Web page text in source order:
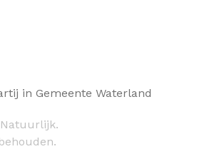
in Gemeente Waterland